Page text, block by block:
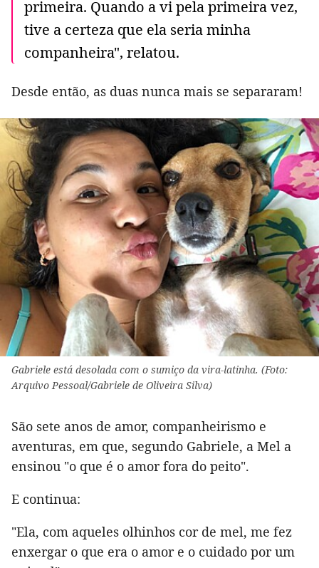
primeira. Quando a vi pela primeira vez,
tive a certeza que ela seria minha
companheira", relatou.
Desde então, as duas nunca mais se separaram!
Gabriele está desolada com o sumiço da vira-latinha. (Foto:
Arquivo Pessoal/Gabriele de Oliveira Silva)
São sete anos de amor, companheirismo e
aventuras, em que, segundo Gabriele, a Mel a
ensinou "o que é o amor fora do peito".
E continua:
"Ela, com aqueles olhinhos cor de mel, me fez
enxergar o que era o amor e o cuidado por um